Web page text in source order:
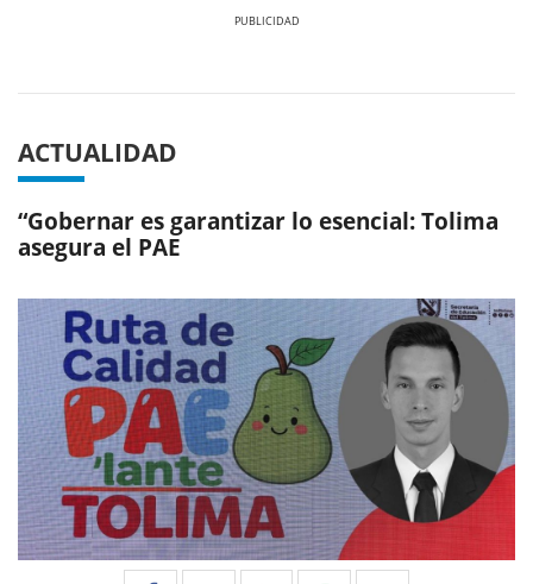
ACTUALIDAD
“Gobernar es garantizar lo esencial: Tolima
asegura el PAE